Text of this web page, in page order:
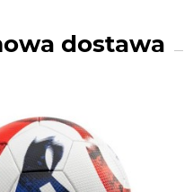
dostawa